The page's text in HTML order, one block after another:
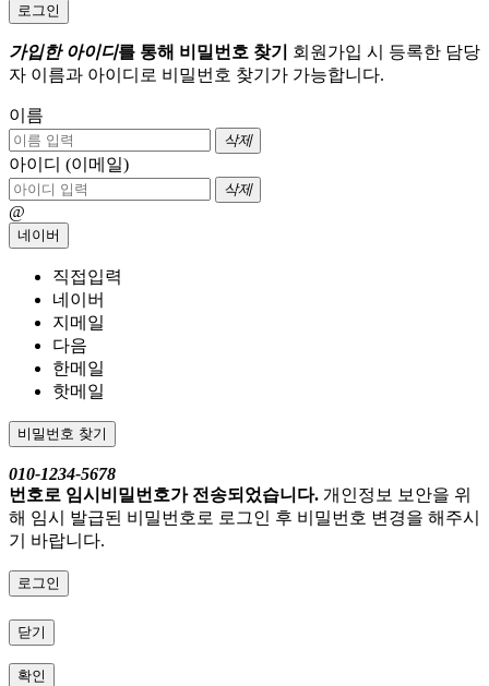
로그인
가입한 아이디를 통해 비밀번호 찾기
회원가입 시 등록한 담당
자 이름과 아이디로 비밀번호 찾기가 가능합니다.
이름
삭제
아이디 (이메일)
삭제
@
네이버
직접입력
네이버
지메일
다음
한메일
핫메일
비밀번호 찾기
010-1234-5678
번호로 임시비밀번호가 전송되었습니다. 개인정보 보안을 위
해 임시 발급된 비밀번호로 로그인 후 비밀번호 변경을 해주시
기 바랍니다.
로그인
닫기
확인